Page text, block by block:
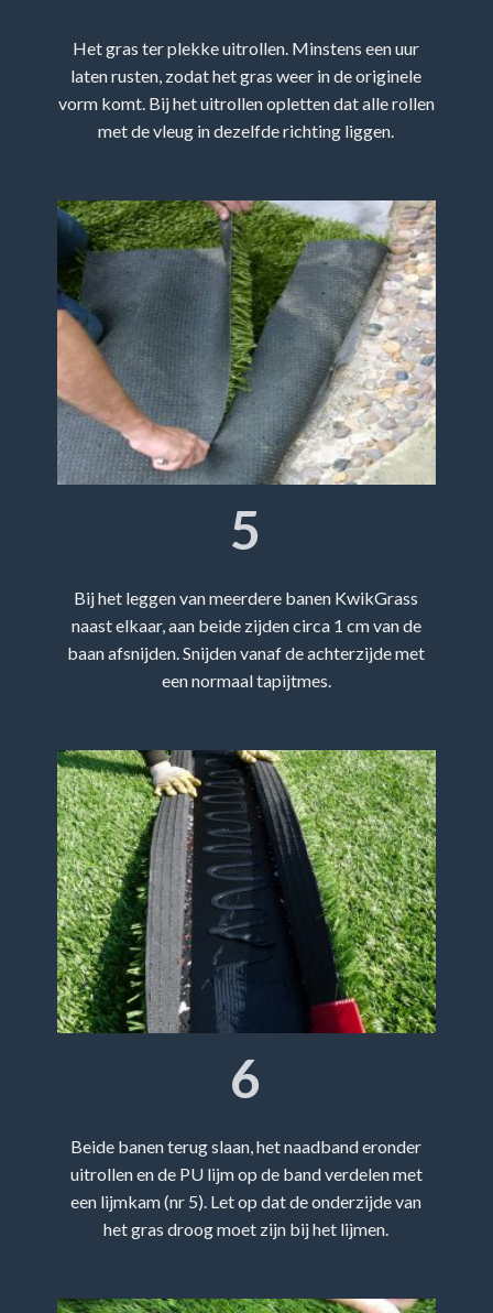
Het gras ter plekke uitrollen. Minstens een uur
laten rusten, zodat het gras weer in de originele
vorm komt. Bij het uitrollen opletten dat alle rollen
met de vleug in dezelfde richting liggen.
5
Bij het leggen van meerdere banen KwikGrass
naast elkaar, aan beide zijden circa 1 cm van de
baan afsnijden. Snijden vanaf de achterzijde met
een normaal tapijtmes.
6
Beide banen terug slaan, het naadband eronder
uitrollen en de PU lijm op de band verdelen met
een lijmkam (nr 5). Let op dat de onderzijde van
het gras droog moet zijn bij het lijmen.